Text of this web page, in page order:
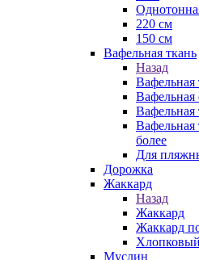
220 см
150 см
Вафельная ткань
Назад
Вафельная
Вафельная
более
Для
Дорожка
Жаккард
Назад
Жаккард
Жаккард
Муслин